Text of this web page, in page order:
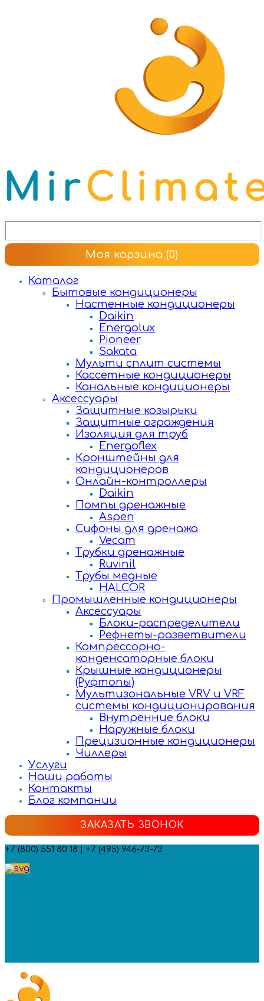
Моя корзина (0)
Каталог
Бытовые кондиционеры
Настенные кондиционеры
Daikin
Energolux
Pioneer
Sakata
Мульти сплит системы
Кассетные кондиционеры
Канальные кондиционеры
Аксессуары
Защитные козырьки
Защитные ограждения
Изоляция для труб
Energoflex
Кронштейны для
кондиционеров
Онлайн-контроллеры
Daikin
Помпы дренажные
Aspen
Сифоны для дренажа
Vecam
Трубки дренажные
Ruvinil
Трубы медные
HALCOR
Промышленные кондиционеры
Аксессуары
Блоки-распределители
Рефнеты-разветвители
Компрессорно-
конденсаторные блоки
Крышные кондиционеры
(Руфтопы)
Мультизональные VRV и VRF
системы кондиционирования
Внутренние блоки
Наружные блоки
Прецизионные кондиционеры
Чиллеры
Услуги
Наши работы
Контакты
Блог компании
ЗАКАЗАТЬ ЗВОНОК
+7 (800) 551 80 18 | +7 (495) 946-73-73